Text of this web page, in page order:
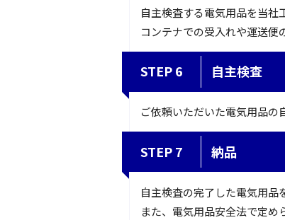
自主検査する電気用品を当社
コンテナでの受入れや運送便
STEP 6 自主検査
ご依頼いただいた電気用品の
STEP 7 納品
自主検査の完了した電気用品
また、電気用品安全法で定め